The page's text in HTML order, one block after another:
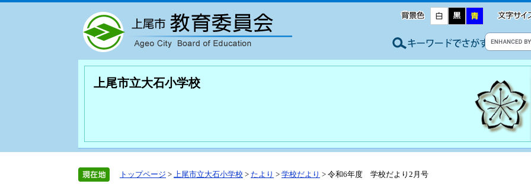
上尾市立大石小学校
トップページ > 上尾市立大石小学校 > たより > 学校だより > 令和6年度 学校だより2月号